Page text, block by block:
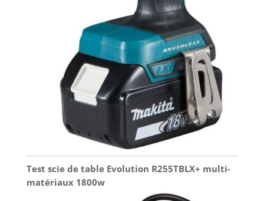
Test scie de table Evolution R255TBLX+ multi-
matériaux 1800w